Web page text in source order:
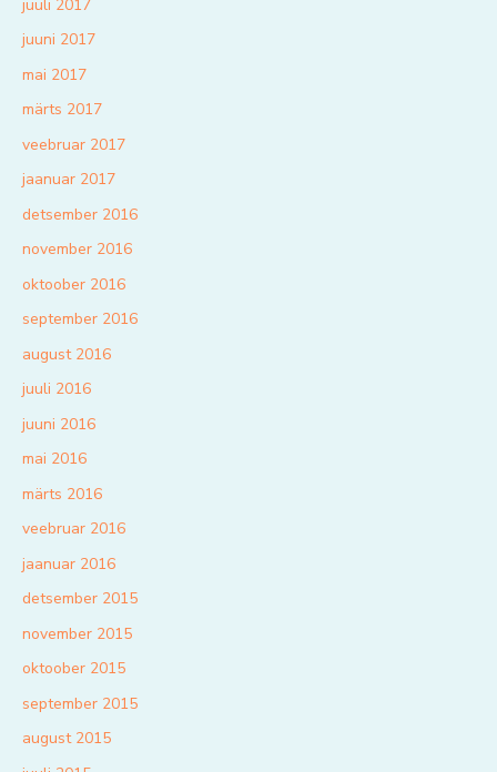
juuli 2017
juuni 2017
mai 2017
märts 2017
veebruar 2017
jaanuar 2017
detsember 2016
november 2016
oktoober 2016
september 2016
august 2016
juuli 2016
juuni 2016
mai 2016
märts 2016
veebruar 2016
jaanuar 2016
detsember 2015
november 2015
oktoober 2015
september 2015
august 2015